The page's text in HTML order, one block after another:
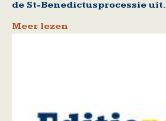
de St-Benedictusprocessie uit.
Meer lezen